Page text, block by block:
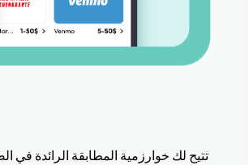
تتيح لك خوارزمية المطابقة الرائدة في